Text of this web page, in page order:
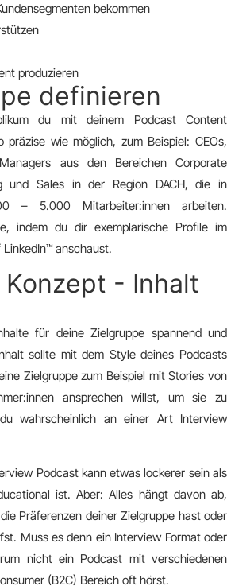
bekommen
produzieren
definieren
du mit deinem Podcast Content
präzise wie möglich, zum Beispiel: CEOs,
aus den Bereichen Corporate
und Sales in der Region DACH, die in
– 5.000 Mitarbeiter:innen arbeiten.
indem du dir exemplarische Profile im
anschaust.
- Inhalt
für deine Zielgruppe spannend und
sollte mit dem Style deines Podcasts
Zielgruppe zum Beispiel mit Stories von
ansprechen willst, um sie zu
wahrscheinlich an einer Art Interview
Podcast kann etwas lockerer sein als
ist. Aber: Alles hängt davon ab,
Präferenzen deiner Zielgruppe hast oder
Muss es denn ein Interview Format oder
nicht ein Podcast mit verschiedenen
(B2C) Bereich oft hörst.